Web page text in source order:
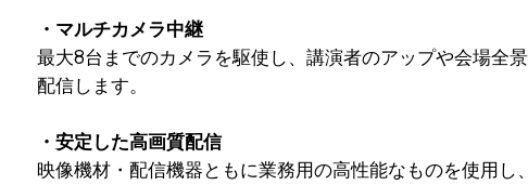
・マルチカメラ中継
最大8台までのカメラを駆使し、講演者のアップや会場全
配信します。
・安定した高画質配信
映像機材・配信機器ともに業務用の高性能なものを使用